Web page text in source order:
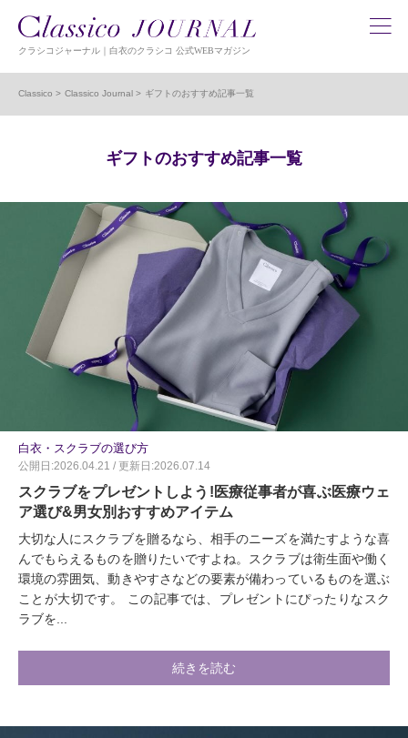
クラシコジャーナル｜白衣のクラシコ 公式WEBマガジン
Classico Classico Journal ギフトのおすすめ記事一覧
ギフトのおすすめ記事一覧
白衣・スクラブの選び方
公開日:2026.04.21 / 更新日:2026.07.14
スクラブをプレゼントしよう!医療従事者が喜ぶ医療ウェ
ア選び&男女別おすすめアイテム
大切な人にスクラブを贈るなら、相手のニーズを満たすような喜
んでもらえるものを贈りたいですよね。スクラブは衛生面や働く
環境の雰囲気、動きやすさなどの要素が備わっているものを選ぶ
ことが大切です。 この記事では、プレゼントにぴったりなスク
ラブを...
続きを読む